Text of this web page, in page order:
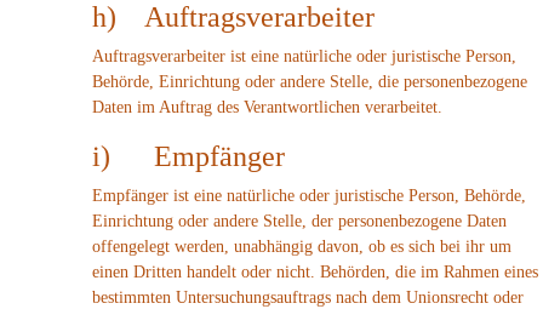
h) Auftragsverarbeiter
Auftragsverarbeiter ist eine natürliche oder juristische Person,
Behörde, Einrichtung oder andere Stelle, die personenbezogene
Daten im Auftrag des Verantwortlichen verarbeitet.
i) Empfänger
Empfänger ist eine natürliche oder juristische Person, Behörde,
Einrichtung oder andere Stelle, der personenbezogene Daten
offengelegt werden, unabhängig davon, ob es sich bei ihr um
einen Dritten handelt oder nicht. Behörden, die im Rahmen eines
bestimmten Untersuchungsauftrags nach dem Unionsrecht oder